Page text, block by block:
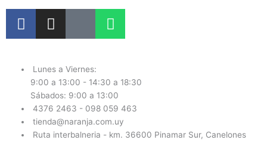
F
a
b
o
k
-
I
n
a
g
r
a
m
l
e
-
p
l
W
h
s
a
p
p
Lunes a Viernes:
9:00 a 13:00 - 14:30 a 18:30
Sábados: 9:00 a 13:00
4376 2463 - 098 059 463
tienda@naranja.com.uy
Ruta interbalneria - km. 36600 Pinamar Sur, Canelones